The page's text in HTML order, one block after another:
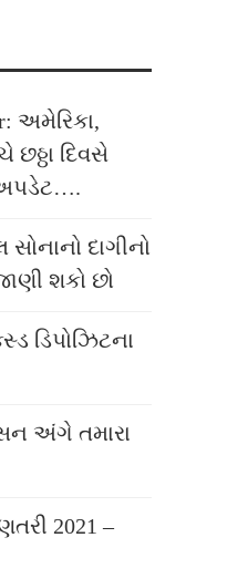
અમેરિકા,
દિવસે
દાગીનો
શકો છો
ડિપોઝિટના
અંગે તમારા
2021 –